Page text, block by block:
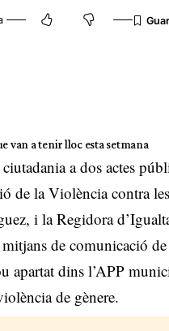
van a tenir lloc esta setmana
a dos actes
de la Violència contra les
i la Regidora
de comunicació de
apartat dins l’APP
de gènere.